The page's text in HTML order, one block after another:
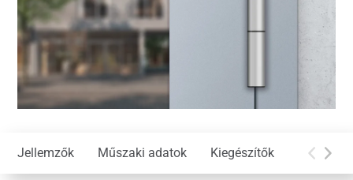
Jellemzők Műszaki adatok Kiegészítők